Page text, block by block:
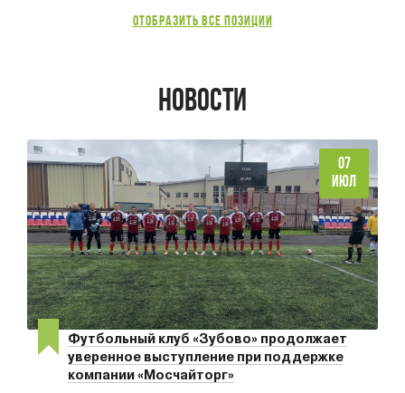
Отобразить все позиции
НОВОСТИ
07
ИЮЛ
Футбольный клуб «Зубово» продолжает
уверенное выступление при поддержке
компании «Мосчайторг»